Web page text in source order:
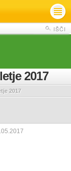
IŠČI
2017
2017